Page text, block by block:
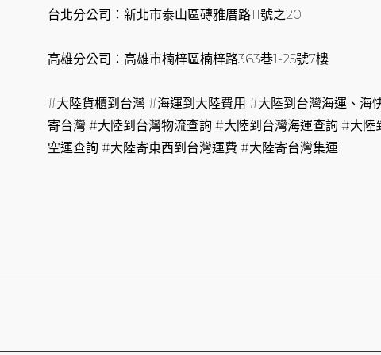
台北分公司：新北市泰山區磚雅厝路11號之20
高雄分公司：高雄市楠梓區楠梓路363巷1-25號7樓
#大陸貨櫃到台灣 #海運到大陸費用 #大陸到台灣海運、海
寄台灣 #大陸到台灣物流查詢 #大陸到台灣海運查詢 #大
空運查詢 #大陸寄東西到台灣運費 #大陸寄台灣集運